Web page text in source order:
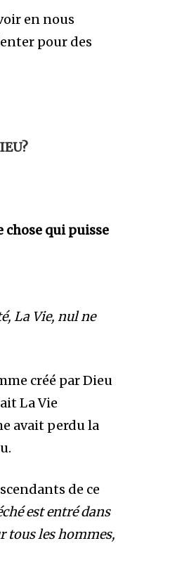
en nous
pour des
chose qui puisse
La Vie, nul ne
créé par Dieu
La Vie
avait perdu la
de ce
est entré dans
tous les hommes,